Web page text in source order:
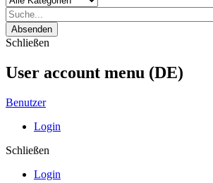
Absenden
Schließen
User account menu (DE)
Benutzer
Login
Schließen
Login